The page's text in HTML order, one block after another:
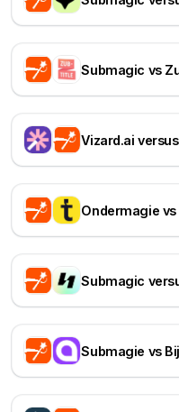
Submagic vs
Vizard.ai
Ondermagie vs
Submagic
Submagie vs